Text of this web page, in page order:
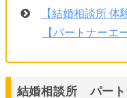
【結婚相談所
【パートナーエ
結婚相談所 パート